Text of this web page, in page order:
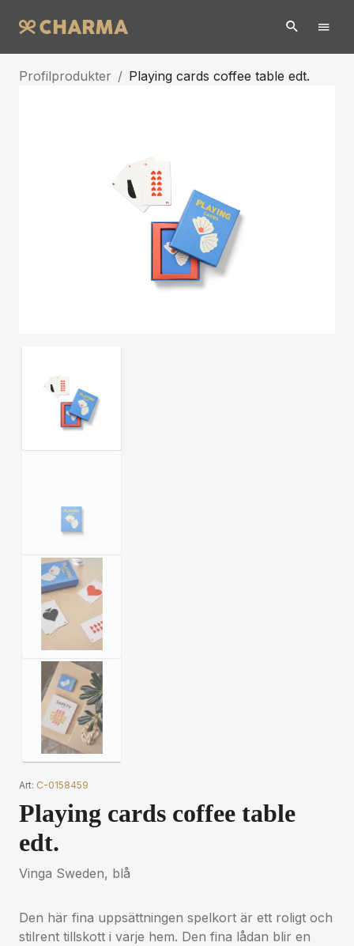
Profilprodukter / Playing cards coffee table edt.
Art: C-0158459
Playing cards coffee table
edt.
Vinga Sweden, blå
Den här fina uppsättningen spelkort är ett roligt och
stilrent tillskott i varje hem. Den fina lådan blir en